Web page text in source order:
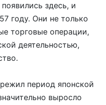
здесь, и
году. Они не только
торговые операции,
деятельностью,
период японской
выросло